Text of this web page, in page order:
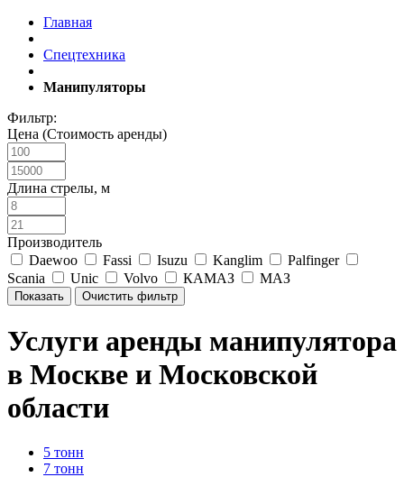
Главная
Спецтехника
Манипуляторы
Фильтр:
Цена (Стоимость аренды)
Длина стрелы, м
Производитель
Daewoo
Fassi Isuzu Kanglim
Palfinger
Scania
Unic Volvo КАМАЗ МАЗ
Услуги аренды манипулятора
в Москве и Московской
области
5 тонн
7 тонн